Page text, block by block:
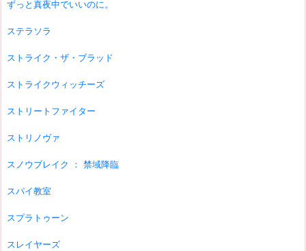
ずっと真夜中でいいのに。
ステラソラ
ストライク・ザ・ブラッド
ストライクウィッチーズ
ストリートファイター
ストリノヴァ
スノウブレイク ： 禁域降臨
スパイ教室
スプラトゥーン
スレイヤーズ